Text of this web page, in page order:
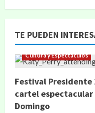
TE PUEDEN
Cultura y Espectáculos
Festival Presidente
cartel
Domingo